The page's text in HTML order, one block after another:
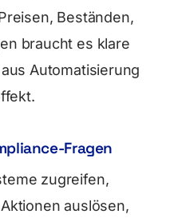
Beständen,
braucht es klare
Automatisierung
Fragen
zugreifen,
auslösen,